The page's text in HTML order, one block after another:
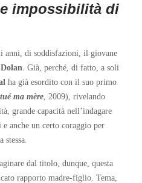
impossibilità di
anni, di soddisfazioni, il giovane
. Già, perché, di fatto, a soli
ha già esordito con il suo primo
ma mère, 2009), rivelando
grande capacità nell’indagare
anche un certo coraggio per
stessa.
dal titolo, dunque, questa
rapporto madre-figlio. Tema,